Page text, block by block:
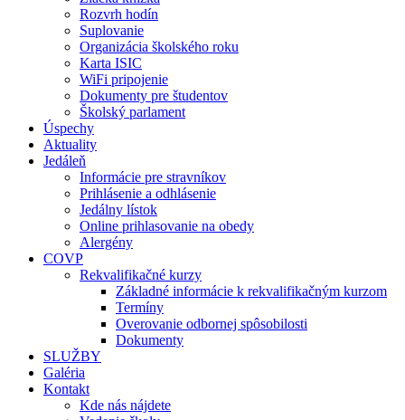
Rozvrh hodín
Suplovanie
Organizácia školského roku
Karta ISIC
WiFi pripojenie
Dokumenty pre študentov
Školský parlament
Úspechy
Aktuality
Jedáleň
Informácie pre stravníkov
Prihlásenie a odhlásenie
Jedálny lístok
Online prihlasovanie na obedy
Alergény
COVP
Rekvalifikačné kurzy
Základné informácie k rekvalifikačným kurzom
Termíny
Overovanie odbornej spôsobilosti
Dokumenty
SLUŽBY
Galéria
Kontakt
Kde nás nájdete